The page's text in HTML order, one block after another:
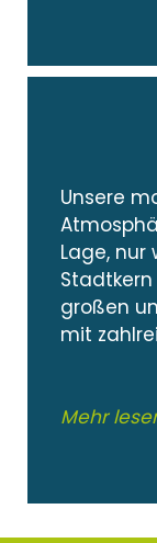
Unsere
Lage,
großen
mit
Mehr